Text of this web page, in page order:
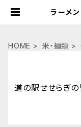
ラーメ
HOME 米・麺類
道の駅せせらぎ